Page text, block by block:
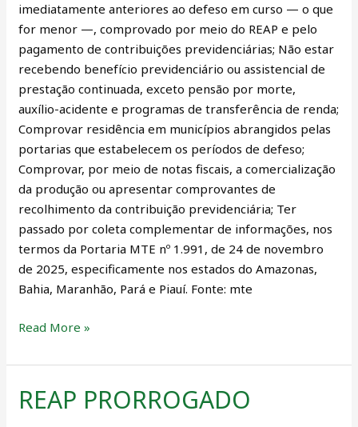
imediatamente anteriores ao defeso em curso — o que
for menor —, comprovado por meio do REAP e pelo
pagamento de contribuições previdenciárias; Não estar
recebendo benefício previdenciário ou assistencial de
prestação continuada, exceto pensão por morte,
auxílio-acidente e programas de transferência de renda;
Comprovar residência em municípios abrangidos pelas
portarias que estabelecem os períodos de defeso;
Comprovar, por meio de notas fiscais, a comercialização
da produção ou apresentar comprovantes de
recolhimento da contribuição previdenciária; Ter
passado por coleta complementar de informações, nos
termos da Portaria MTE nº 1.991, de 24 de novembro
de 2025, especificamente nos estados do Amazonas,
Bahia, Maranhão, Pará e Piauí. Fonte: mte
Read More »
REAP PRORROGADO
REAP
PRORROGADO